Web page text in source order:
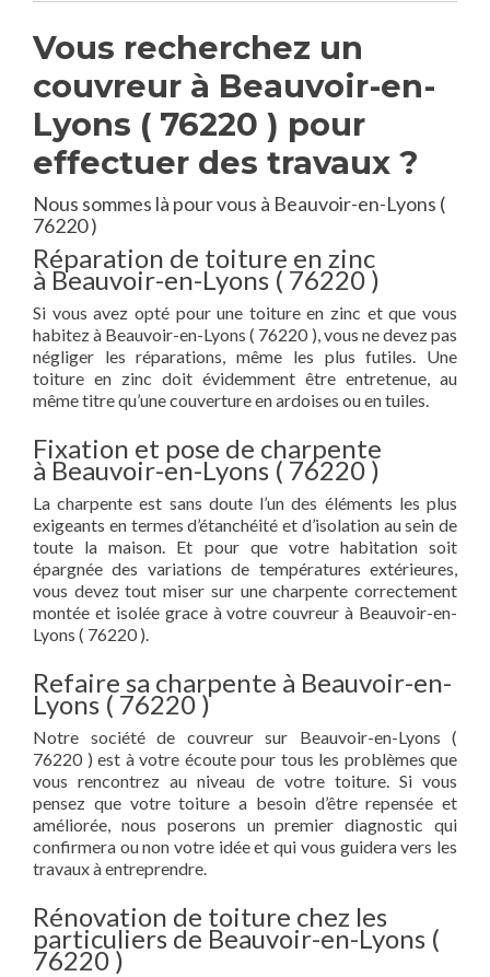
Vous recherchez un
couvreur à Beauvoir-en-
Lyons ( 76220 ) pour
effectuer des travaux ?
Nous sommes là pour vous à Beauvoir-en-Lyons (
76220 )
Réparation de toiture en zinc
à Beauvoir-en-Lyons ( 76220 )
Si vous avez opté pour une toiture en zinc et que vous
habitez à Beauvoir-en-Lyons ( 76220 ), vous ne devez pas
négliger les réparations, même les plus futiles. Une
toiture en zinc doit évidemment être entretenue, au
même titre qu’une couverture en ardoises ou en tuiles.
Fixation et pose de charpente
à Beauvoir-en-Lyons ( 76220 )
La charpente est sans doute l’un des éléments les plus
exigeants en termes d’étanchéité et d’isolation au sein de
toute la maison. Et pour que votre habitation soit
épargnée des variations de températures extérieures,
vous devez tout miser sur une charpente correctement
montée et isolée grace à votre couvreur à Beauvoir-en-
Lyons ( 76220 ).
Refaire sa charpente à Beauvoir-en-
Lyons ( 76220 )
Notre société de couvreur sur Beauvoir-en-Lyons (
76220 ) est à votre écoute pour tous les problèmes que
vous rencontrez au niveau de votre toiture. Si vous
pensez que votre toiture a besoin d’être repensée et
améliorée, nous poserons un premier diagnostic qui
confirmera ou non votre idée et qui vous guidera vers les
travaux à entreprendre.
Rénovation de toiture chez les
particuliers de Beauvoir-en-Lyons (
76220 )